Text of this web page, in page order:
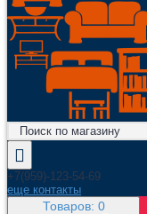
+7(959)-123-54-69
еще контакты
Товаров: 0